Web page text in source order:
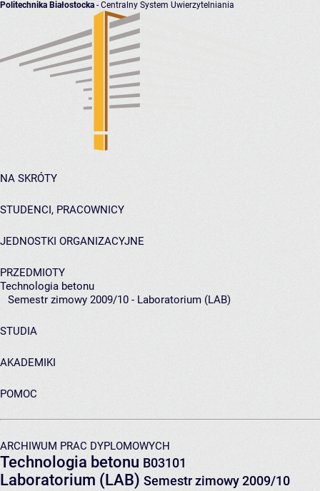
Politechnika Białostocka - Centralny System Uwierzytelniania
NA SKRÓTY
STUDENCI, PRACOWNICY
JEDNOSTKI ORGANIZACYJNE
PRZEDMIOTY
Technologia betonu
Semestr zimowy 2009/10 - Laboratorium (LAB)
STUDIA
AKADEMIKI
POMOC
ARCHIWUM PRAC DYPLOMOWYCH
Technologia betonu B03101
Laboratorium (LAB) Semestr zimowy 2009/10